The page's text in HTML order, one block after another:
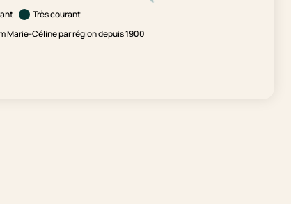
Très courant
Marie-Céline par région depuis 1900